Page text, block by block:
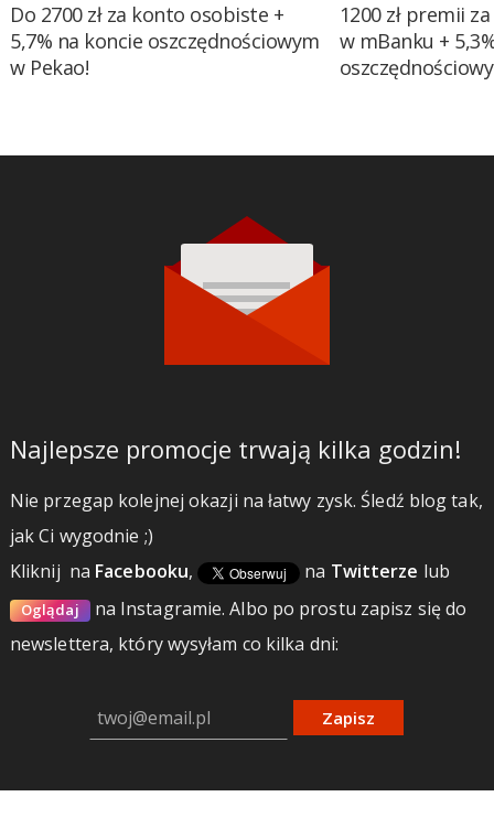
Do 2700 zł za konto osobiste +
5,7% na koncie oszczędnościowym
w Pekao!
1200 zł premii
w mBanku +
Najlepsze promocje trwają kilka godzin!
Nie przegap kolejnej okazji na łatwy zysk. Śledź blog tak,
jak Ci wygodnie ;)
Kliknij na Facebooku, na Twitterze lub
Oglądaj na Instagramie.Albo po prostu zapisz się do
newslettera, który wysyłam co kilka dni:
Zapisz